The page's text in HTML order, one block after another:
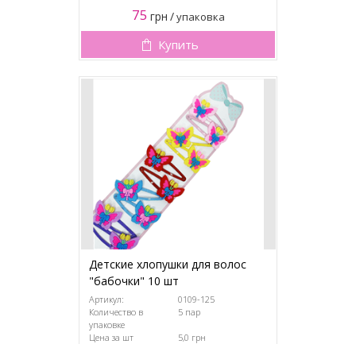
75 грн /упаковка
Купить
Детские хлопушки для волос
"бабочки" 10 шт
Артикул:
0109-125
Количество в
упаковке
5 пар
Цена за шт 5,0 грн